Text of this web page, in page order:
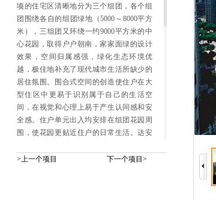
顷的住宅区清晰地分为三个组团，各个组
团围绕各自的组团绿地（5000～8000平方
米），三组团又环绕一约9000平方米的中
心花园，取得户户朝南，家家面绿的设计
效果，空间归属感强，绿化生态环境优
越，极佳地补充了现代城市生活所缺少的
居住氛围。围合式空间的创造使住户在大
型住区中更易于识别属于自己的生活空
间，在视觉和心理上易于产生认同感和安
全感。住户单元出入均安排在组团花园周
围，使花园更贴近住户的日常生活。达安
口，余姚路上设辅助入口。连接两个主入
>上一个项目 下一个项目>